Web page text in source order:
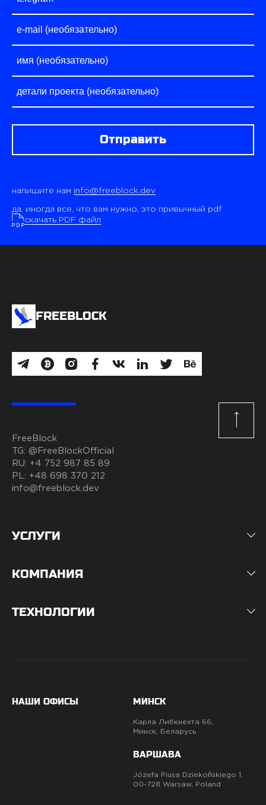
Отправить
напишите нам info@freeblock.dev
да, иногда все, что вам нужно, это привычный pdf
скачать PDF файл
FREEBLOCK
FreeBlock
TG: @FreeBlockOfficial
RU: +4 752 987 85 89
PL: +48 698 370 212
info@freeblock.dev
УСЛУГИ
КОМПАНИЯ
ТЕХНОЛОГИИ
НАШИ ОФИСЫ МИНСК
Карла Либкнехта 66,
Минск, Беларусь
ВАРШАВА
Józefa Piusa Dziekońskiego 1,
00-728 Warsaw, Poland